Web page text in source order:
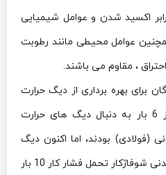
اکسید شدن و عوامل شیمیایی
عوامل محیطی مانند رطوبت
، مقاوم می باشند.
برای بهره برداری از دیگ حرارت
مرکزی با فشار بیش از 6 بار به دنبال دیگ های حرارت
(فولادی) بودند، اما اکنون دیگ
های 1300 مدل استار چدنی شوفاژکار تحمل فشار کار 10 بار